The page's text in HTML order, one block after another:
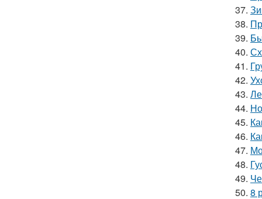
37.
38.
39.
40.
41.
42.
43.
44.
45.
46.
47.
48.
49.
50. 8